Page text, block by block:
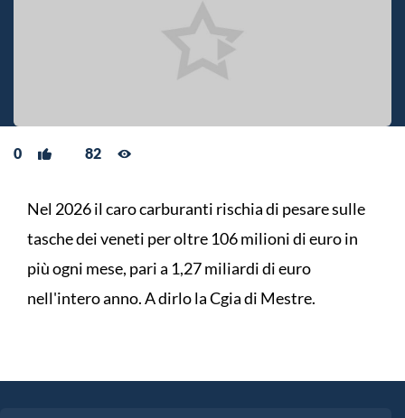
0 82
Nel 2026 il caro carburanti rischia di pesare sulle
tasche dei veneti per oltre 106 milioni di euro in
più ogni mese, pari a 1,27 miliardi di euro
nell'intero anno. A dirlo la Cgia di Mestre.